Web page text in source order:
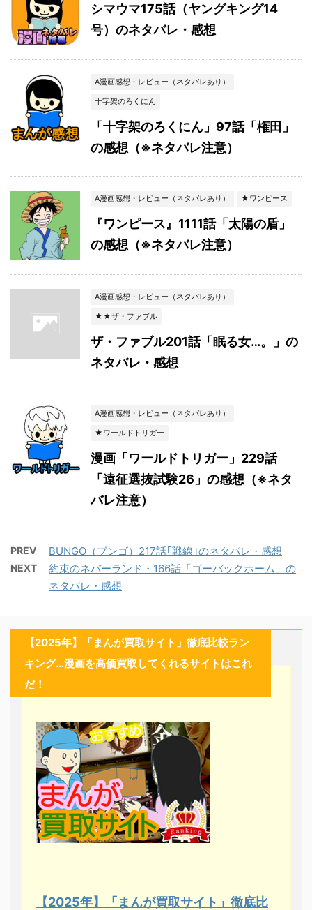
シマウマ175話（ヤングキング14
号）のネタバレ・感想
A漫画感想・レビュー（ネタバレあり）
十字架のろくにん
「十字架のろくにん」97話「権田」
の感想（※ネタバレ注意）
A漫画感想・レビュー（ネタバレあり） ★ワンピース
『ワンピース』1111話「太陽の盾」
の感想（※ネタバレ注意）
A漫画感想・レビュー（ネタバレあり）
★★ザ・ファブル
ザ・ファブル201話「眠る女…。」の
ネタバレ・感想
A漫画感想・レビュー（ネタバレあり）
★ワールドトリガー
漫画「ワールドトリガー」229話
「遠征選抜試験26」の感想（※ネタ
バレ注意）
PREV BUNGO（ブンゴ）217話｢戦線｣のネタバレ・感想
NEXT
約束のネバーランド・166話「ゴーバックホーム」の
ネタバレ・感想
【2025年】「まんが買取サイト」徹底比較ラン
キング…漫画を高価買取してくれるサイトはこれ
だ！
【2025年】「まんが買取サイト」徹底比